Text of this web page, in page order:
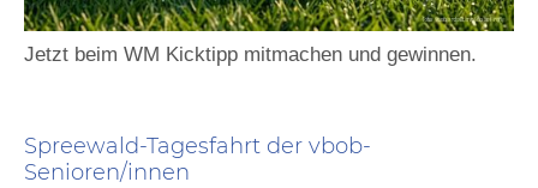
Jetzt beim WM Kicktipp mitmachen und gewinnen.
Spreewald-Tagesfahrt der vbob-
Senioren/innen